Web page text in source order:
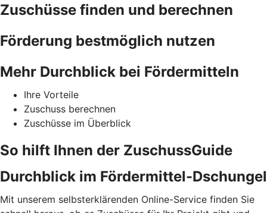
Zuschüsse finden und berechnen
Förderung bestmöglich nutzen
Mehr Durchblick bei Fördermitteln
Ihre Vorteile
Zuschuss berechnen
Zuschüsse im Überblick
So hilft Ihnen der ZuschussGuide
Durchblick im Fördermittel-Dschungel
Mit unserem selbsterklärenden Online-Service finden Sie